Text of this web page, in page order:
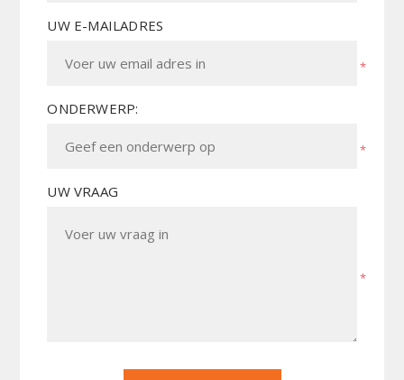
UW E-MAILADRES
*
ONDERWERP:
*
UW VRAAG
*